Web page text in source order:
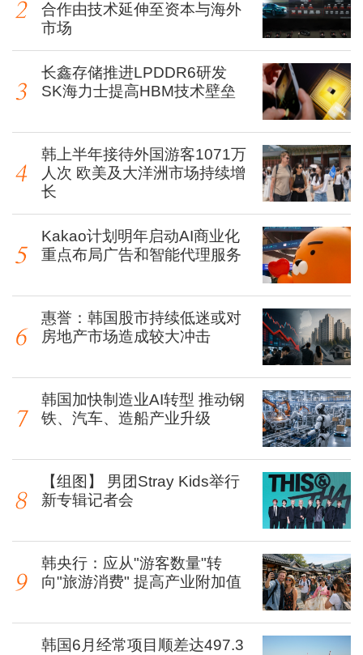
合作由技术延伸至资本与海外
市场
长鑫存储推进LPDDR6研发
SK海力士提高HBM技术壁垒
韩上半年接待外国游客1071万
人次 欧美及大洋洲市场持续增
长
Kakao计划明年启动AI商业化
重点布局广告和智能代理服务
惠誉：韩国股市持续低迷或对
房地产市场造成较大冲击
韩国加快制造业AI转型 推动钢
铁、汽车、造船产业升级
【组图】 男团Stray Kids举行
新专辑记者会
韩央行：应从"游客数量"转
向"旅游消费" 提高产业附加值
韩国6月经常项目顺差达497.3